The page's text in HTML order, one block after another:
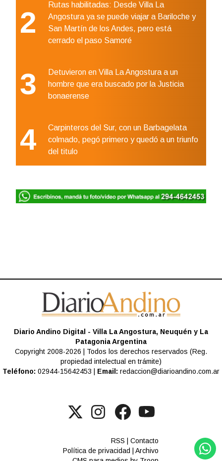
2
Rutas habilitadas: Desde Villa La
Angostura ya se puede viajar a Bariloche y
San Martín de los Andes, pero está
cerrado el paso Samoré
3
Detuvieron en Villa La Angostura a un
hombre que era buscado por la Justicia
bonaerense
4
Carpinteros del Sur, con un Barbagelata
colmado, pegó primero y quedó a un triunfo
del titulo
Diario Andino Digital - Villa La Angostura, Neuquén y La
Patagonia Argentina
Copyright 2008-2026 | Todos los derechos reservados (Reg.
propiedad intelectual en trámite)
Teléfono: 02944-15642453 | Email: redaccion@diarioandino.com.ar
RSS |Contacto
Política de privacidad
|Archivo